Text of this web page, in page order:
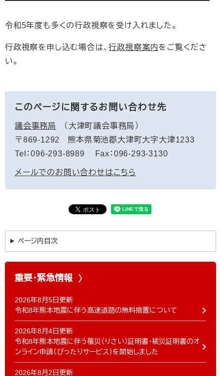
令和5年度も多くの行政視察を受け入れました。
行政視察を申し込む場合は、行政視察案内をご覧くださ
い。
このページに関するお問い合わせ先
議会事務局
大津町議会事務局
〒869-1292
熊本県菊池郡大津町大字大津1233
Tel：096-293-8989
Fax：096-293-3130
メールでのお問い合わせはこちら
ページ内目次
重要・緊急情報
2026年8月5日更新
令和8年熊本地震に伴う高速道路の無料措置について
2026年8月4日更新
令和8年熊本地震に伴う罹災（りさい）証明書・被災証明書のオ
ンライン申請（ぴったりサービス）を開始しました
2026年8月2日更新